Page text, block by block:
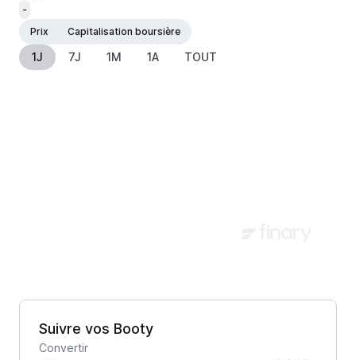
-
Prix
Capitalisation boursière
1J 7J 1M 1A TOUT
Suivre vos Booty
Convertir